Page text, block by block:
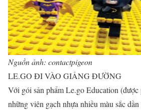
Nguồn ảnh: contactpigeon
LE.GO ĐI VÀO GIẢNG ĐƯỜNG
Với gói sản phẩm Le.go Education (được
những viên gạch nhựa nhiều màu sắc